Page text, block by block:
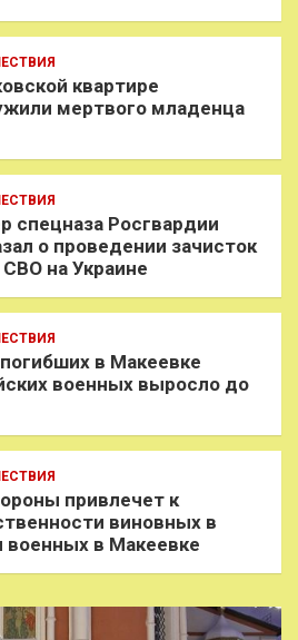
квартире
мертвого младенца
спецназа Росгвардии
о проведении зачисток
СВО на Украине
в Макеевке
военных выросло до
привлечет к
виновных в
военных в Макеевке